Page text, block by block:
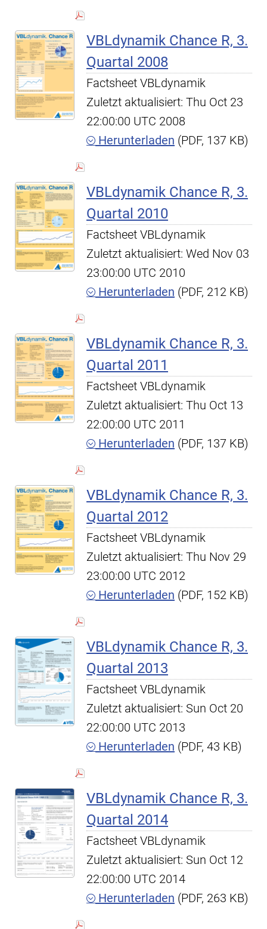
VBLdynamik Chance R, 3.
Quartal 2008
Factsheet VBLdynamik
Zuletzt aktualisiert: Thu Oct 23
22:00:00 UTC 2008
Herunterladen (PDF, 137 KB)
VBLdynamik Chance R, 3.
Quartal 2010
Factsheet VBLdynamik
Zuletzt aktualisiert: Wed Nov 03
23:00:00 UTC 2010
Herunterladen (PDF, 212 KB)
VBLdynamik Chance R, 3.
Quartal 2011
Factsheet VBLdynamik
Zuletzt aktualisiert: Thu Oct 13
22:00:00 UTC 2011
Herunterladen (PDF, 137 KB)
VBLdynamik Chance R, 3.
Quartal 2012
Factsheet VBLdynamik
Zuletzt aktualisiert: Thu Nov 29
23:00:00 UTC 2012
Herunterladen (PDF, 152 KB)
VBLdynamik Chance R, 3.
Quartal 2013
Factsheet VBLdynamik
Zuletzt aktualisiert: Sun Oct 20
22:00:00 UTC 2013
Herunterladen (PDF, 43 KB)
VBLdynamik Chance R, 3.
Quartal 2014
Factsheet VBLdynamik
Zuletzt aktualisiert: Sun Oct 12
22:00:00 UTC 2014
Herunterladen (PDF, 263 KB)